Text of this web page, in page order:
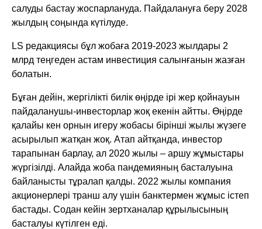
салуды бастау жоспарлануда. Пайдалануға беру 2028
жылдың соңында күтілуде.
LS редакциясы бұл жобаға 2019-2023 жылдары 2
млрд теңгеден астам инвестиция салынғанын жазған
болатын.
Бұған дейін, жергілікті билік өңірде ірі жер қойнауын
пайдаланушы-инвесторлар жоқ екенін айтты. Өңірде
қалайы кен орнын игеру жобасы бірінші жылы жүзеге
асырылып жатқан жоқ. Атап айтқанда, инвестор
тарапынан барлау, ал 2020 жылы – аршу жұмыстары
жүргізілді. Алайда жоба пандемияның басталуына
байланысты тұралап қалды. 2022 жылы компания
акционерлері транш алу үшін банктермен жұмыс істеп
бастады. Содан кейін зертханалар құрылысының
басталуы күтілген еді.